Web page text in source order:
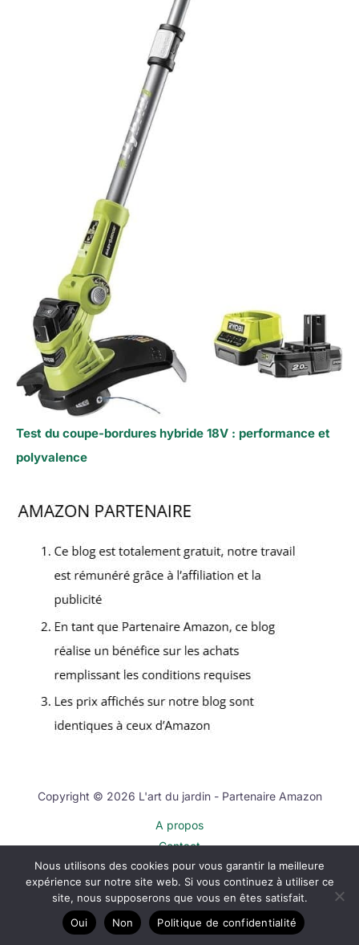
Test du coupe-bordures hybride 18V : performance et
polyvalence
Copyright © 2026 L'art du jardin - Partenaire Amazon
A propos
Contact
Plan du site
Mentions légales
Politique de confidentialité
Nous utilisons des cookies pour vous garantir la meilleure
expérience sur notre site web. Si vous continuez à utiliser ce
site, nous supposerons que vous en êtes satisfait.
Oui
Non Politique de confidentialité